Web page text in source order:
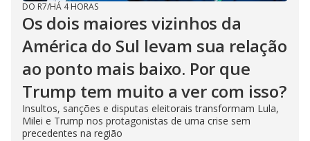
DO R7/HÁ 4 HORAS
Os dois maiores vizinhos da
América do Sul levam sua relação
ao ponto mais baixo. Por que
Trump tem muito a ver com isso?
Insultos, sanções e disputas eleitorais transformam Lula,
Milei e Trump nos protagonistas de uma crise sem
precedentes na região